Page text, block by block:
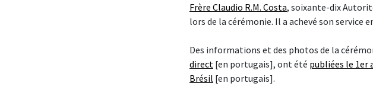
Frère Claudio R.M. Costa, soixante-dix
lors de la cérémonie. Il a achevé son service
Des informations et des photos de la
direct [en portugais], ont été publiées le 1er
Brésil [en portugais].